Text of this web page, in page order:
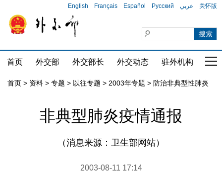
English Français Español Русский عربي 关怀版
首页 外交部 外交部长 外交动态 驻外机构 国
首页 > 资料 > 专题 > 以往专题 > 2003年专题 > 防治非典型性肺炎
非典型肺炎疫情通报
（消息来源：卫生部网站）
2003-08-11 17:14